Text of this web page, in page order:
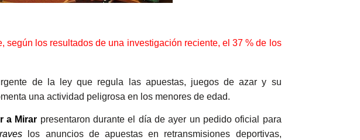
los resultados de una investigación reciente, el 37 % de los
de la ley que regula las apuestas, juegos de azar y su
una actividad peligrosa en los menores de edad.
a Mirar presentaron durante el día de ayer un pedido oficial para
los anuncios de apuestas en retransmisiones deportivas,